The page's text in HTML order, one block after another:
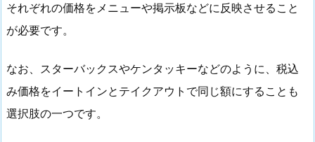
それぞれの価格をメニューや掲示板などに反映させること
が必要です。
なお、スターバックスやケンタッキーなどのように、税込
み価格をイートインとテイクアウトで同じ額にすることも
選択肢の一つです。